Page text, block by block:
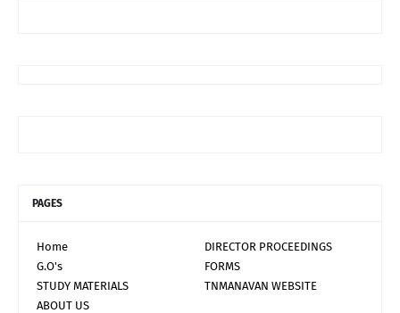
PAGES
Home
DIRECTOR PROCEEDINGS
G.O's
FORMS
STUDY MATERIALS
TNMANAVAN WEBSITE
ABOUT US